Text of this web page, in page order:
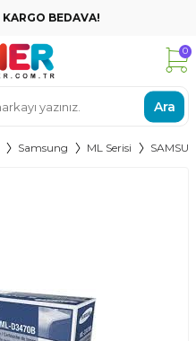
KARGO BEDAVA!
Ara
0
Samsung ML Serisi